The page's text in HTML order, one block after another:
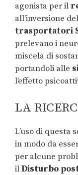
agonista per il
all’inversione
trasportatori
prelevano i
miscela di
portandoli alle
l’effetto
LA
L’uso di questa
in modo da
per alcune
ilDisturbo